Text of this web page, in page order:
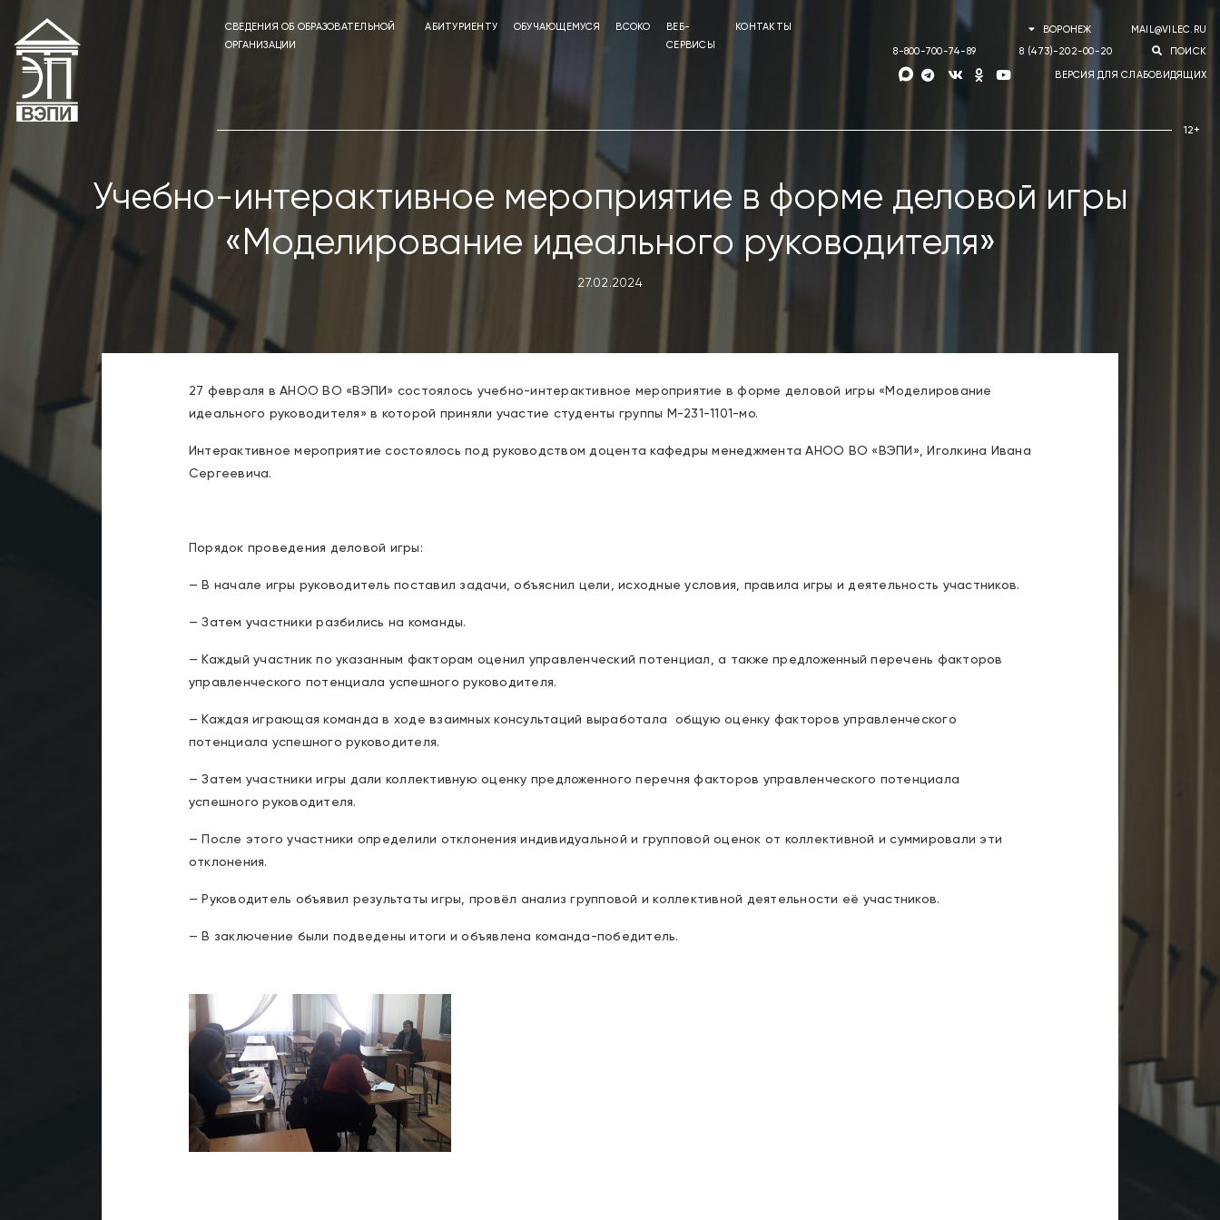
СВЕДЕНИЯ ОБ ОБРАЗОВАТЕЛЬНОЙ
ОРГАНИЗАЦИИ
АБИТУРИЕНТУ ОБУЧАЮЩЕМУСЯ ВСОКО
ВЕБ-
СЕРВИСЫ
КОНТАКТЫ ВОРОНЕЖ MAIL@VILEC.RU
8-800-700-74-89 8 (473)-202-00-20 ПОИСК
ВЕРСИЯ ДЛЯ СЛАБОВИДЯЩИХ
Учебно-интерактивное мероприятие в форме деловой игры
«Моделирование идеального руководителя»
27.02.2024
27 февраля в АНОО ВО «ВЭПИ» состоялось учебно-интерактивное мероприятие в форме деловой игры «Моделирование
идеального руководителя» в которой приняли участие студенты группы М-231-1101-мо.
Интерактивное мероприятие состоялось под руководством доцента кафедры менеджмента АНОО ВО «ВЭПИ», Иголкина Ивана
Сергеевича.
Порядок проведения деловой игры:
— В начале игры руководитель поставил задачи, объяснил цели, исходные условия, правила игры и деятельность участников.
— Затем участники разбились на команды.
— Каждый участник по указанным факторам оценил управленческий потенциал, а также предложенный перечень факторов
управленческого потенциала успешного руководителя.
— Каждая играющая команда в ходе взаимных консультаций выработала общую оценку факторов управленческого
потенциала успешного руководителя.
— Затем участники игры дали коллективную оценку предложенного перечня факторов управленческого потенциала
успешного руководителя.
— После этого участники определили отклонения индивидуальной и групповой оценок от коллективной и суммировали эти
отклонения.
— Руководитель объявил результаты игры, провёл анализ групповой и коллективной деятельности её участников.
— В заключение были подведены итоги и объявлена команда-победитель.